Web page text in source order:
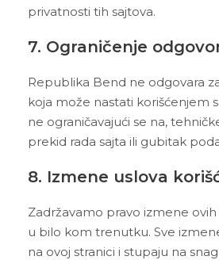
privatnosti tih sajtova.
7. Ograničenje
Republika Bend ne odgovara
koja može nastati korišćenjem
ne ograničavajući se na,
prekid rada sajta ili gubitak
8. Izmene uslova
Zadržavamo pravo izmene
u bilo kom trenutku. Sve
na ovoj stranici i stupaju na